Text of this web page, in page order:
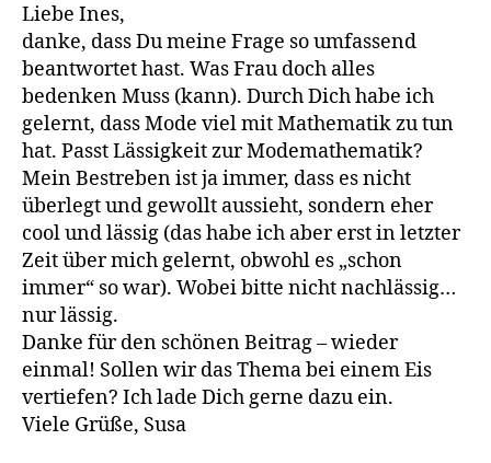
Liebe Ines,
danke, dass Du meine Frage so umfassend
beantwortet hast. Was Frau doch alles
bedenken Muss (kann). Durch Dich habe ich
gelernt, dass Mode viel mit Mathematik zu tun
hat. Passt Lässigkeit zur Modemathematik?
Mein Bestreben ist ja immer, dass es nicht
überlegt und gewollt aussieht, sondern eher
cool und lässig (das habe ich aber erst in letzter
Zeit über mich gelernt, obwohl es „schon
immer“ so war). Wobei bitte nicht nachlässig…
nur lässig.
Danke für den schönen Beitrag – wieder
einmal! Sollen wir das Thema bei einem Eis
vertiefen? Ich lade Dich gerne dazu ein.
Viele Grüße, Susa